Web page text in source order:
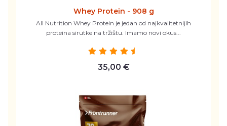
Whey Protein - 908 g
All Nutrition Whey Protein je jedan od najkvalitetnijih
proteina sirutke na tržištu. Imamo novi okus...
35,00 €